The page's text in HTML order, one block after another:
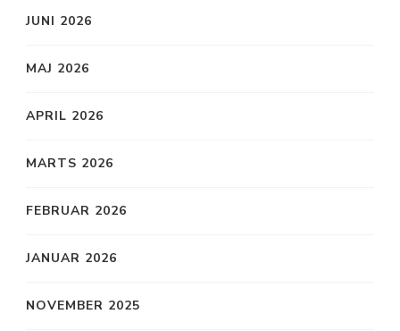
JUNI 2026
MAJ 2026
APRIL 2026
MARTS 2026
FEBRUAR 2026
JANUAR 2026
NOVEMBER 2025